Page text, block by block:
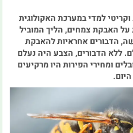
למדי במערכת האקולוגית
על האבקת צמחים, הליך המוביל
הדבורים אחראיות להאבקת
ללא הדבורים, הצבע היה נעלם
ומחירי הפירות היו מרקיעים